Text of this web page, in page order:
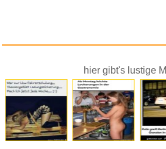
hier gibt's lustige